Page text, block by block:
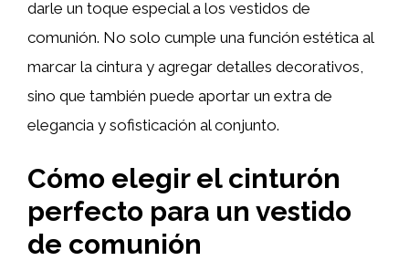
darle un toque especial a los vestidos de
comunión. No solo cumple una función estética al
marcar la cintura y agregar detalles decorativos,
sino que también puede aportar un extra de
elegancia y sofisticación al conjunto.
Cómo elegir el cinturón
perfecto para un vestido
de comunión